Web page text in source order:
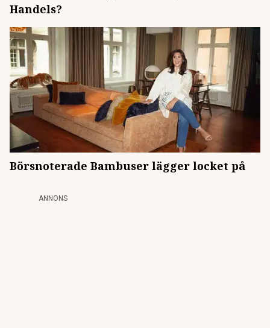
Handels?
Börsnoterade Bambuser lägger locket på
ANNONS